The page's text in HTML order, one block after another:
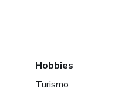
Hobbies
Turismo